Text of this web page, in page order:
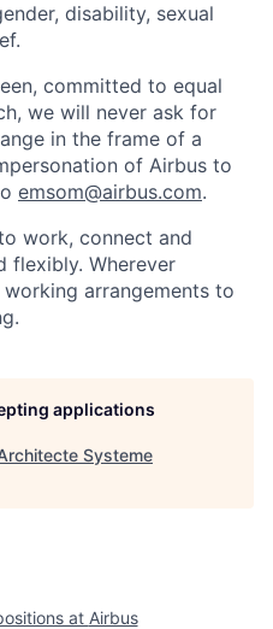
disability, sexual
committed to equal
we will never ask for
in the frame of a
of Airbus to
emsom@airbus.com.
work, connect and
flexibly. Wherever
arrangements to
applications
Systeme
at Airbus